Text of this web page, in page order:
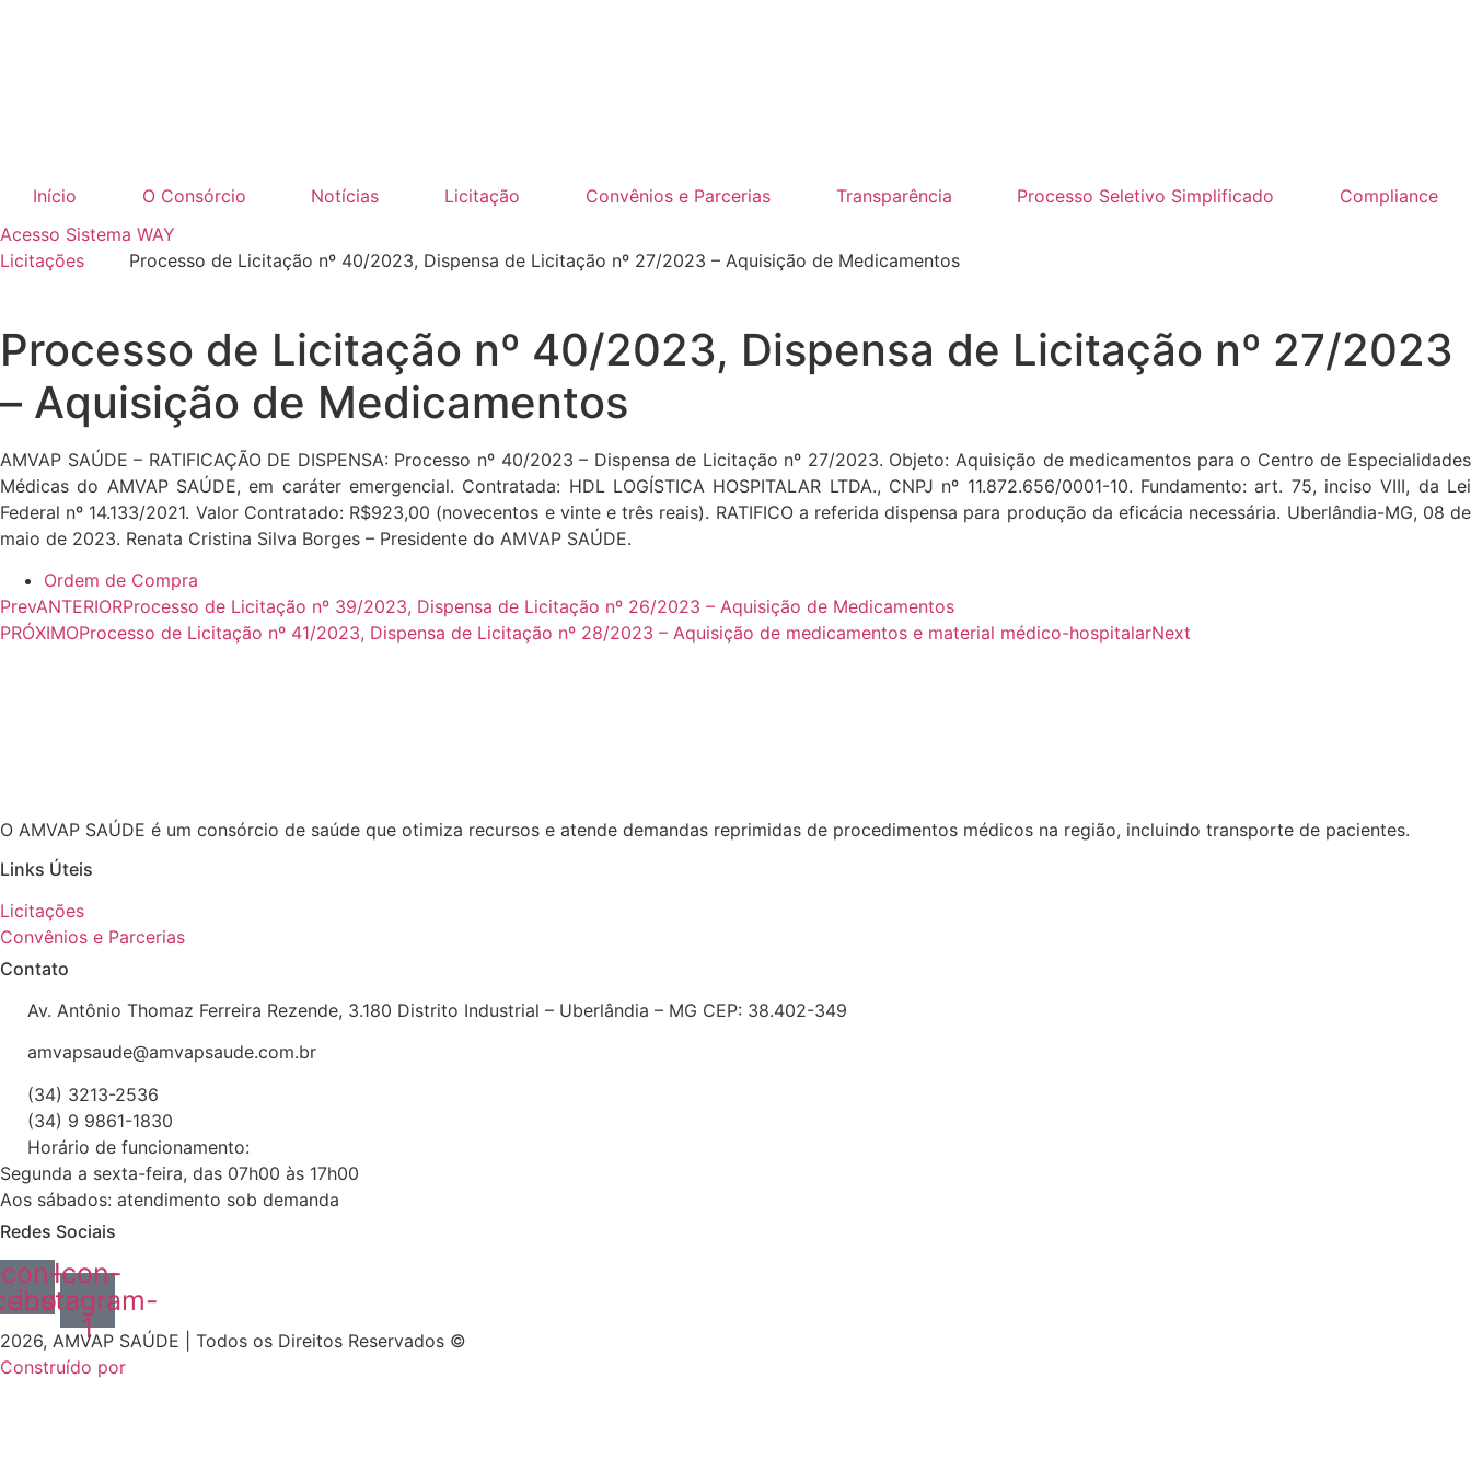
Início O Consórcio Notícias Licitação Convênios e Parcerias Transparência Processo Seletivo Simplificado
Compliance
Acesso Sistema WAY
Licitações
Processo de Licitação nº 40/2023, Dispensa de Licitação nº 27/2023 – Aquisição de Medicamentos
Processo de Licitação nº 40/2023, Dispensa de Licitação nº 27/2023
– Aquisição de Medicamentos
AMVAP SAÚDE – RATIFICAÇÃO DE DISPENSA: Processo nº 40/2023 – Dispensa de Licitação nº 27/2023. Objeto: Aquisição de medicamentos para o Centro de Especialidades
Médicas do AMVAP SAÚDE, em caráter emergencial. Contratada: HDL LOGÍSTICA HOSPITALAR LTDA., CNPJ nº 11.872.656/0001-10. Fundamento: art. 75, inciso VIII, da Lei
Federal nº 14.133/2021. Valor Contratado: R$923,00 (novecentos e vinte e três reais). RATIFICO a referida dispensa para produção da eficácia necessária. Uberlândia-MG, 08 de
maio de 2023. Renata Cristina Silva Borges – Presidente do AMVAP SAÚDE.
Ordem de Compra
PrevANTERIORProcesso de Licitação nº 39/2023, Dispensa de Licitação nº 26/2023 – Aquisição de Medicamentos
PRÓXIMOProcesso de Licitação nº 41/2023, Dispensa de Licitação nº 28/2023 – Aquisição de medicamentos e material médico-hospitalarNext
O AMVAP SAÚDE é um consórcio de saúde que otimiza recursos e atende demandas reprimidas de procedimentos médicos na região, incluindo transporte de pacientes.
Links Úteis
Licitações
Convênios e Parcerias
Contato
Av. Antônio Thomaz Ferreira Rezende, 3.180 Distrito Industrial – Uberlândia – MG CEP: 38.402-349
amvapsaude@amvapsaude.com.br
(34) 3213-2536
(34) 9 9861-1830
Horário de funcionamento:
Segunda a sexta-feira, das 07h00 às 17h00
Aos sábados: atendimento sob demanda
Redes Sociais
Icon-
instagram-
1
2026, AMVAP SAÚDE | Todos os Direitos Reservados ©
Construído por